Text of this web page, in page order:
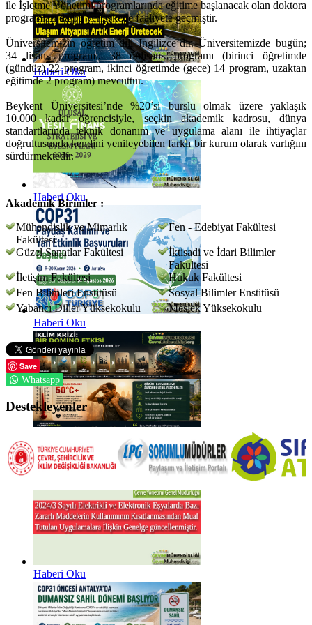
Haberi Oku
Haberi Oku
Haberi Oku
Haberi Oku
Haberi Oku
ile İşletme Yönetimi programlarında eğitime başlanacak olan doktora
programları da bu yerleşkede faaliyete geçmiştir.
Üniversitemizin öğretim dili İngilizce’dir. Üniversitemizde bugün;
34 lisans programı, 38 önlisans programı (birinci öğretimde
(gündüz) 22 program, ikinci öğretimde (gece) 14 program, uzaktan
eğitimde 2 program) mevcuttur.
Beykent Üniversitesi’nde %20’si burslu olmak üzere yaklaşık
10.000 kadar öğrencisiyle, seçkin akademik kadrosu, dünya
standartlarında teknik donanım ve uygulama alanı ile ihtiyaçlar
doğrultusunda kendini yenileyebilen farklı bir kurum olarak varlığını
sürdürmektedir.
Akademik Birimler :
Mühendislik ve Mimarlık
Fakültesi
Fen - Edebiyat Fakültesi
Güzel Sanatlar Fakültesi
İktisadi ve İdari Bilimler
Fakültesi
İletişim Fakültesi
Hukuk Fakültesi
Fen Bilimleri Enstitüsü
Sosyal Bilimler Enstitüsü
Yabancı Diller Yüksekokulu
Meslek Yüksekokulu
Save
Whatsapp
Destekleyenler